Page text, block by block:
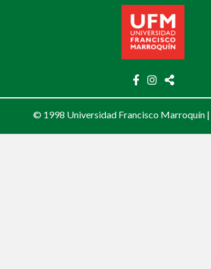
© 1998 Universidad Francisco Marroquín |